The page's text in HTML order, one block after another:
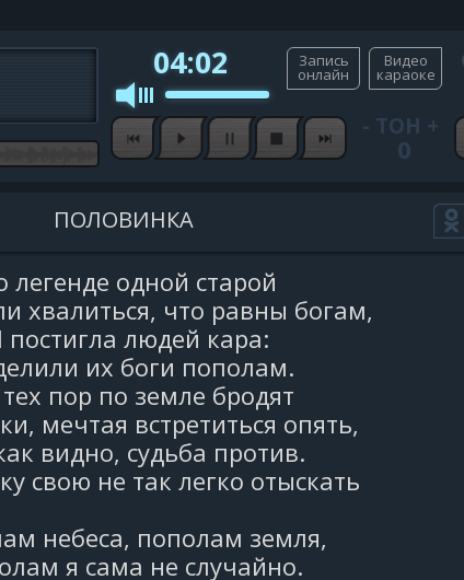
04:02
- ТОН +
0
ПОЛОВИНКА
легенде одной старой
хвалиться, что равны богам,
постигла людей кара:
их боги пополам.
пор по земле бродят
мечтая встретиться опять,
видно, судьба против.
свою не так легко отыскать
небеса, пополам земля,
я сама не случайно.